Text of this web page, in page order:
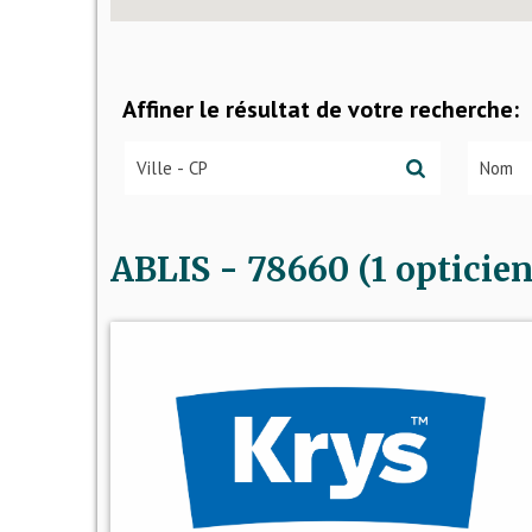
Affiner le résultat de votre recherche:
ABLIS - 78660 (1